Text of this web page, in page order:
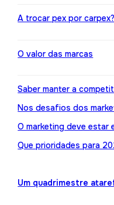
A trocar pex por carpex?
O valor das marcas
Saber manter a
Nos desafios dos
O marketing deve estar
Que prioridades para
Um quadrimestre